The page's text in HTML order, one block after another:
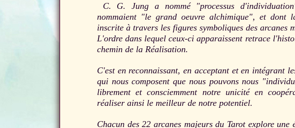
C. G. Jung a nommé "processus
nommaient "le grand oeuvre alchimique", et dont
inscrite à travers les figures symboliques des arcanes
L'ordre dans lequel ceux-ci apparaissent retrace
chemin de la Réalisation.
C'est en reconnaissant, en acceptant et en intégrant
qui nous composent que nous pouvons nous
librement et consciemment notre unicité en
réaliser ainsi le meilleur de notre potentiel.
Chacun des 22 arcanes majeurs du Tarot explore une